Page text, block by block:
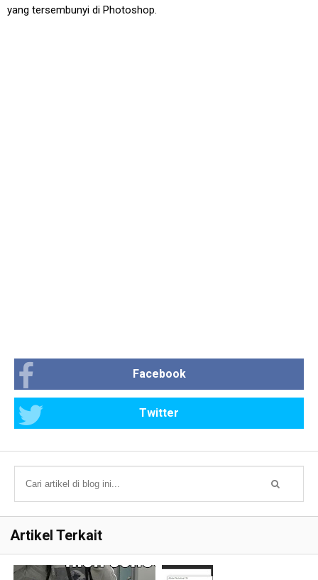
yang tersembunyi di Photoshop.
Facebook
Twitter
Artikel Terkait